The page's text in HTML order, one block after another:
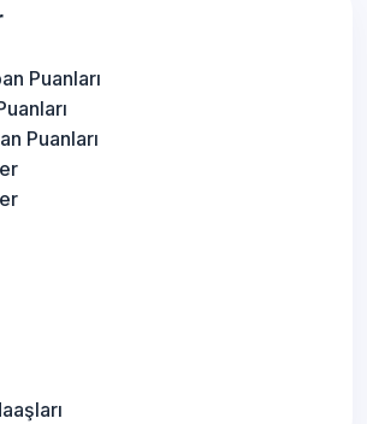
Puanları
Puanları